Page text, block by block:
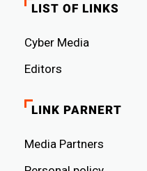
LIST OF LINKS
Cyber ​​Media
Editors
LINK PARNERT
Media Partners